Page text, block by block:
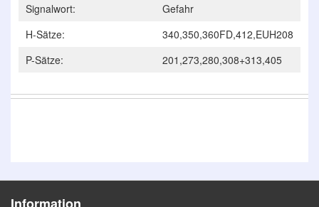
Signalwort:
Gefahr
H-Sätze:
340,350,360FD,412,EUH208
P-Sätze:
201,273,280,308+313,405